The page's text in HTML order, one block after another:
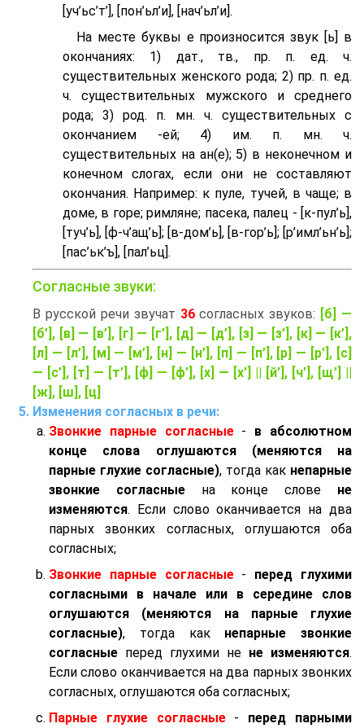
[уч’ьс’т’], [пон’ьл’и], [нач’ьл’и].
На месте буквы е произносится звук [ь] в
окончаниях: 1) дат., тв., пр. п. ед. ч.
существительных женского рода; 2) пр. п. ед.
ч. существительных мужского и среднего
рода; 3) род. п. мн. ч. существительных с
окончанием -ей; 4) им. п. мн. ч.
существительных на ан(е); 5) в неконечном и
конечном слогах, если они не составляют
окончания. Например: к пуле, тучей, в чаще; в
доме, в горе; римляне; пасека, палец - [к-пул’ь],
[туч’ь], [ф-ч’aщ’ь]; [в-дом’ь], [в-гор’ь]; [р’имл’ьн’ь];
[пас’ьк’ъ], [пал’ьц].
Согласные звуки:
В русской речи звучат 36согласных звуков: [б] —
[б’], [в] — [в’], [г] — [г’], [д] — [д’], [з] — [з’], [к] — [к’],
[л] — [л’], [м] — [м’], [н] — [н’], [п] — [п’], [р] — [р’], [с]
— [с’], [т] — [т’], [ф] — [ф’], [х] — [х’] || [й’], [ч’], [щ’] ||
[ж], [ш], [ц]
Изменения согласных в речи:
Звонкие парные согласные- в абсолютном
конце слова оглушаются (меняются на
парные глухие согласные), тогда как непарные
звонкие согласныена конце слове не
изменяются. Если слово оканчивается на два
парных звонких согласных, оглушаются оба
согласных;
Звонкие парные согласные- перед глухими
согласными в начале или в середине слов
оглушаются (меняются на парные глухие
согласные), тогда как непарные звонкие
согласные перед глухими не не изменяются.
Если слово оканчивается на два парных звонких
согласных, оглушаются оба согласных;
Парные глухие согласные- перед парными